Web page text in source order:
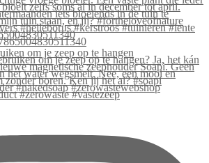
om je zeep op te hangen